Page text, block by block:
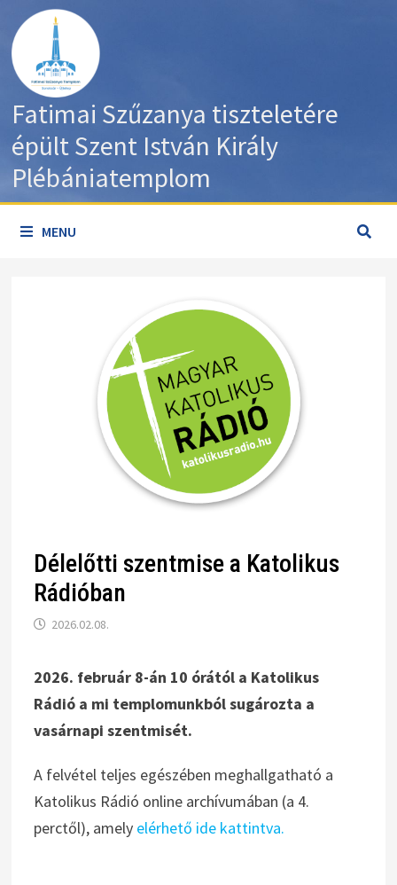
content
Fatimai Szűzanya tiszteletére
épült Szent István Király
Plébániatemplom
MENU
Délelőtti szentmise a Katolikus
Rádióban
2026.02.08.
2026. február 8-án 10 órától a Katolikus
Rádió a mi templomunkból sugározta a
vasárnapi szentmisét.
A felvétel teljes egészében meghallgatható a
Katolikus Rádió online archívumában (a 4.
perctől), amely elérhető ide kattintva.